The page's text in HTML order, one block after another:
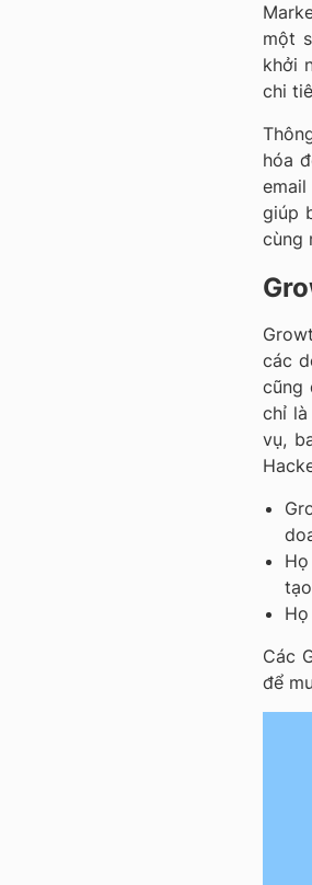
một
khởi
chi
hóa
giúp
cùng
các
cũng
chỉ là
vụ,
Các
để